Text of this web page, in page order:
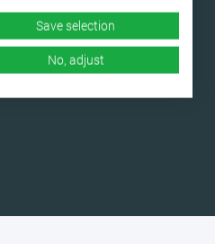
Save selection
No, adjust